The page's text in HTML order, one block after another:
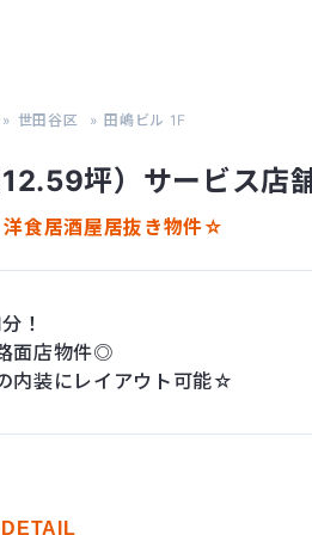
世田谷区 田嶋ビル 1F
坪）サービス店
洋食居酒屋居抜き物件☆
！
面店物件◎
内装にレイアウト可能☆
DETAIL